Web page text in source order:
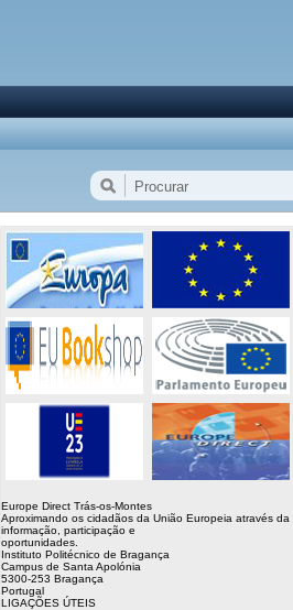
Europe Direct Trás-os-Montes
Aproximando os cidadãos da União Europeia através da
informação, participação e
oportunidades.
Instituto Politécnico de Bragança
Campus de Santa Apolónia
5300-253 Bragança
Portugal
LIGAÇÕES ÚTEIS